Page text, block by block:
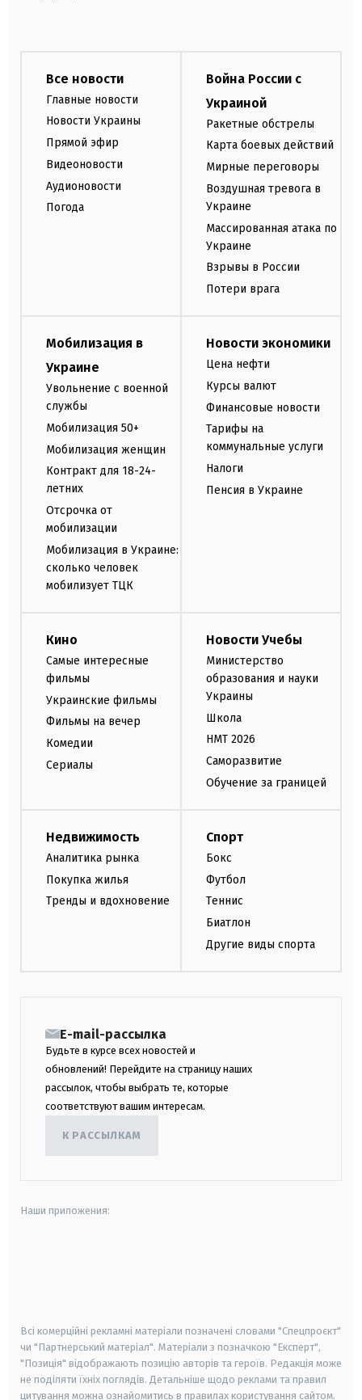
Все новости
Главные новости
Новости Украины
Прямой эфир
Видеоновости
Аудионовости
Погода
Война России с
Украиной
Ракетные обстрелы
Карта боевых действий
Мирные переговоры
Воздушная тревога в
Украине
Массированная атака по
Украине
Взрывы в России
Потери врага
Мобилизация в
Украине
Увольнение с военной
службы
Мобилизация 50+
Мобилизация женщин
Контракт для 18-24-
летних
Отсрочка от
мобилизации
Мобилизация в Украине:
сколько человек
мобилизует ТЦК
Новости экономики
Цена нефти
Курсы валют
Финансовые новости
Тарифы на
коммунальные услуги
Налоги
Пенсия в Украине
Кино
Самые интересные
фильмы
Украинские фильмы
Фильмы на вечер
Комедии
Сериалы
Новости Учебы
Министерство
образования и науки
Украины
Школа
НМТ 2026
Саморазвитие
Обучение за границей
Недвижимость
Аналитика рынка
Покупка жилья
Тренды и вдохновение
Спорт
Бокс
Футбол
Теннис
Биатлон
Другие виды спорта
E-mail-рассылка
Будьте в курсе всех новостей и
обновлений! Перейдите на страницу наших
рассылок, чтобы выбрать те, которые
соответствуют вашим интересам.
К РАССЫЛКАМ
Наши приложения:
Всі комерційні рекламні матеріали позначені словами "Спецпроєкт"
чи "Партнерський матеріал". Матеріали з позначкою "Експерт",
"Позиція" відображають позицію авторів та героїв. Редакція може
не поділяти їхніх поглядів. Детальніше щодо реклами та правил
цитування можна ознайомитись в правилах користування сайтом.